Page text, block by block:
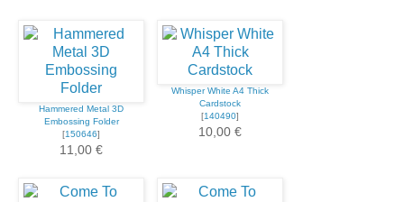
Hammered Metal 3D
Embossing Folder
[150646]
11,00 €
Whisper White A4 Thick
Cardstock
[140490]
10,00 €